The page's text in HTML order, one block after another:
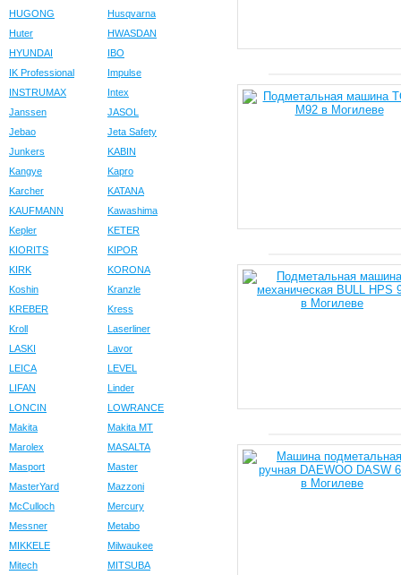
HUGONG
Husqvarna
Huter
HWASDAN
HYUNDAI
IBO
IK Professional
Impulse
INSTRUMAX
Intex
Janssen
JASOL
Jebao
Jeta Safety
Junkers
KABIN
Kangye
Kapro
Karcher
KATANA
KAUFMANN
Kawashima
Kepler
KETER
KIORITS
KIPOR
KIRK
KORONA
Koshin
Kranzle
KREBER
Kress
Kroll
Laserliner
LASKI
Lavor
LEICA
LEVEL
LIFAN
Linder
LONCIN
LOWRANCE
Makita
Makita MT
Marolex
MASALTA
Masport
Master
MasterYard
Mazzoni
McCulloch
Mercury
Messner
Metabo
MIKKELE
Milwaukee
Mitech
MITSUBA